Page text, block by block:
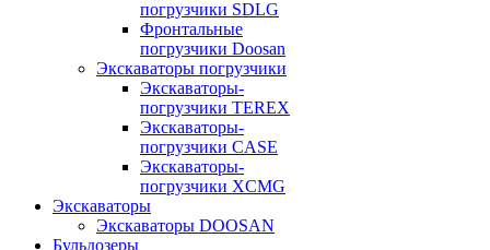
погрузчики SDLG
Фронтальные
погрузчики Doosan
Экскаваторы погрузчики
Экскаваторы-
погрузчики TEREX
Экскаваторы-
погрузчики CASE
Экскаваторы-
погрузчики XCMG
Экскаваторы
Экскаваторы DOOSAN
Бульдозеры